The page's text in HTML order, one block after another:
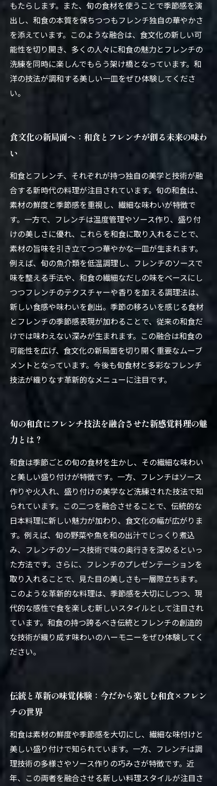
もたらします。また、旬の食材を使うことで季節感を演
出し、和食の本質を保ちつつもフレンチ独自の華やかさ
を添えています。このような融合は、食文化の新しい可
能性を切り開き、多くの人々に和食の魅力とフレンチの
洗練を同時に楽しんでもらう架け橋となっています。和
洋の技法が調和する美しい一皿をぜひ体験してくださ
い。
食文化の新局面へ：和食とフレンチが創る未来の味わ
い
和食とフレンチ、それぞれが持つ独自の美学と技術が融
合する新時代の料理が注目されています。旬の和食は、
素材の鮮度と季節感を重視し、繊細な味わいが特徴で
す。一方で、フレンチは温度管理やソース作り、盛り付
けの美しさに優れ、これらを和食に取り入れることで、
素材の旨味を引き立てつつ華やかな一皿が生まれます。
例えば、旬の魚介類を低温調理し、フレンチのソースで
味を整える手法や、和食の繊細なだしの味をベースにし
つつフレンチのテクスチャーや香りを加える調理法は、
新しい食感や味わいを創出。季節の移ろいを感じる食材
とフレンチの季節感表現が加わることで、従来の和食だ
けでは味わえない深みが生まれます。この融合は和食の
可能性を広げ、食文化の新局面を切り開く重要なムーブ
メントとなっています。今後も旬食材と多彩なフレンチ
技法が織りなす革新的なメニューに注目です。
旬の和食にフレンチ技法を融合させた新感覚料理の魅
力とは？
和食は季節ごとの旬の食材を生かし、その繊細な味わい
と美しい盛り付けが特徴です。一方、フレンチはソース
作りや火入れ、盛り付けの美学など洗練された技法で知
られています。この二つを融合させることで、伝統的な
日本料理に新しい魅力が加わり、食文化の幅が広がりま
す。例えば、旬の野菜や魚を和の出汁でじっくり煮込
み、フレンチのソース技術で味の奥行きを深めるといっ
た方法です。さらに、フレンチのプレゼンテーションを
取り入れることで、見た目の美しさも一層際立ちます。
このような革新的な料理は、季節感を大切にしつつ、現
代的な感性で食を楽しむ新しいスタイルとして注目され
ています。和食の持つ誇るべき伝統とフレンチの創造的
な技術が織り成す味わいのハーモニーをぜひ体験してく
ださい。
伝統と革新の味覚体験：今だから楽しむ和食×フレン
チの世界
和食は素材の鮮度や季節感を大切にし、繊細な味付けと
美しい盛り付けで知られています。一方、フレンチは調
理技術の多様さやソース作りの巧みさが特徴です。近
年、この両者を融合させる新しい料理スタイルが注目さ